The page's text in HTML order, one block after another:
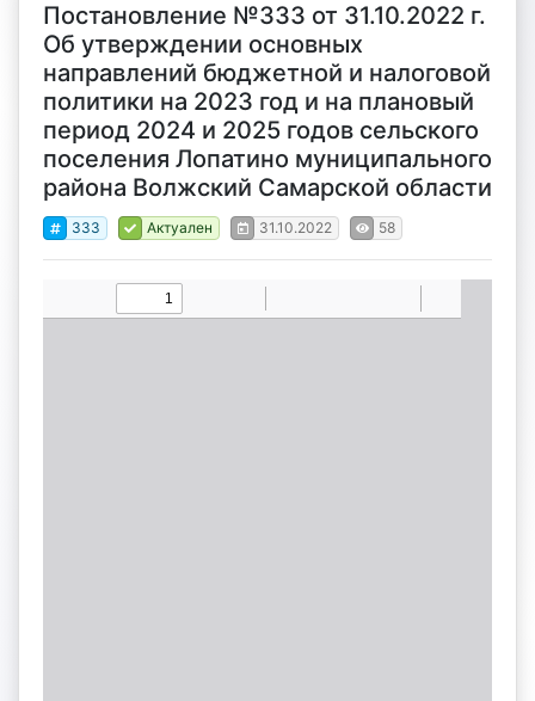
Постановление №333 от 31.10.2022 г.
Об утверждении основных
направлений бюджетной и налоговой
политики на 2023 год и на плановый
период 2024 и 2025 годов сельского
поселения Лопатино муниципального
района Волжский Самарской области
333 Актуален 31.10.2022 58